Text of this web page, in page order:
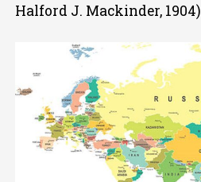
Halford J. Mackinder, 1904)